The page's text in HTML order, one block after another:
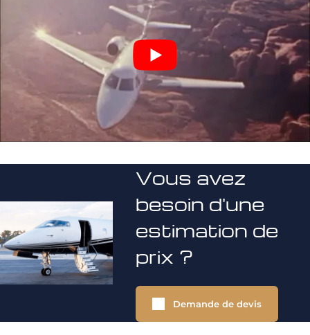
Vous avez
besoin d'une
estimation de
prix ?
Demande de devis